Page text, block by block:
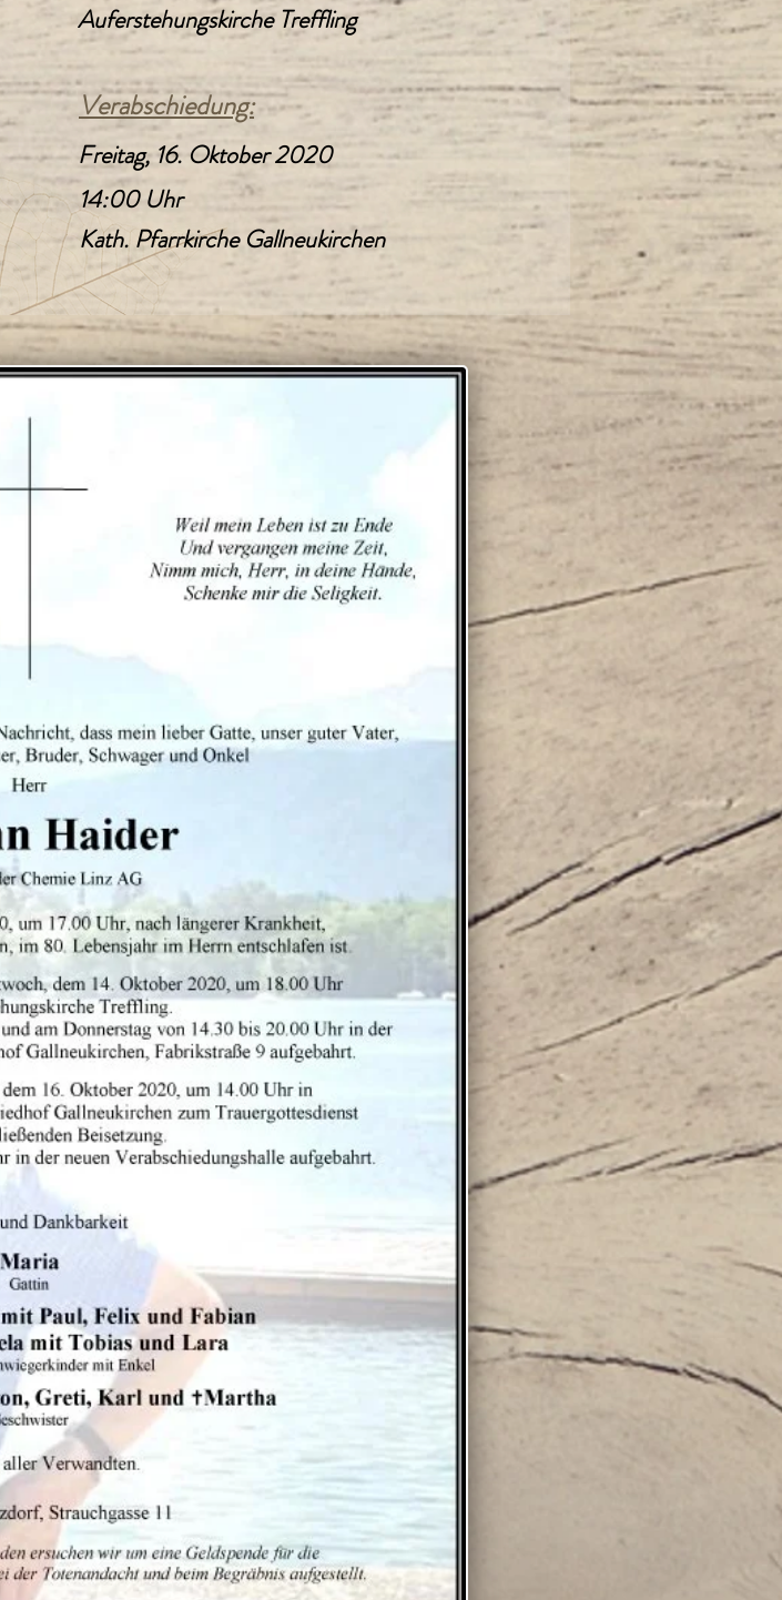
Auferstehungskirche Treffling
Verabschiedung:
Freitag, 16. Oktober 2020
14:00 Uhr
Kath. Pfarrkirche Gallneukirchen